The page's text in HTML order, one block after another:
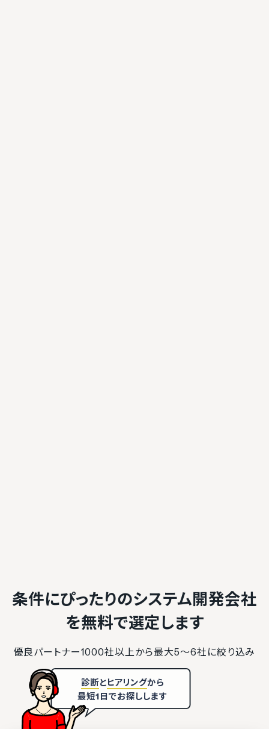
条件にぴったりのシステム開発会社
を無料で選定します
優良パートナー1000社以上から最大5〜6社に絞り込み
診断とヒアリングから
最短1日でお探しします